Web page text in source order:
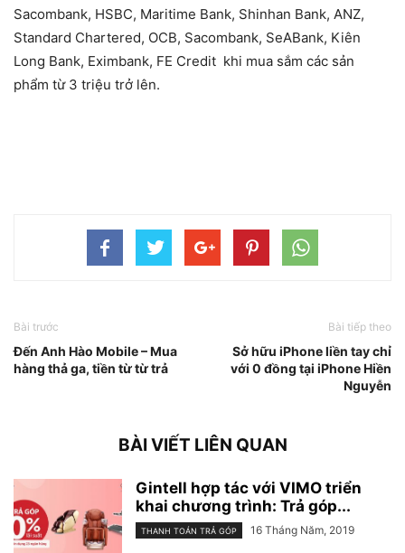
Sacombank, HSBC, Maritime Bank, Shinhan Bank, ANZ,
Standard Chartered, OCB, Sacombank, SeABank, Kiên
Long Bank, Eximbank, FE Credit khi mua sắm các sản
phẩm từ 3 triệu trở lên.
Bài trước
Đến Anh Hào Mobile – Mua
hàng thả ga, tiền từ từ trả
Bài tiếp theo
Sở hữu iPhone liền tay chỉ
với 0 đồng tại iPhone Hiền
Nguyễn
BÀI VIẾT LIÊN QUAN
Gintell hợp tác với VIMO triển
khai chương trình: Trả góp...
THANH TOÁN TRẢ GÓP 16 Tháng Năm, 2019